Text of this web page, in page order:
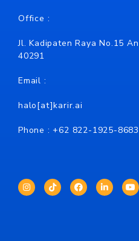
Office :
Jl. Kadipaten Raya No.15
40291
Email :
halo[at]karir.ai
Phone : +62 822-1925-8683